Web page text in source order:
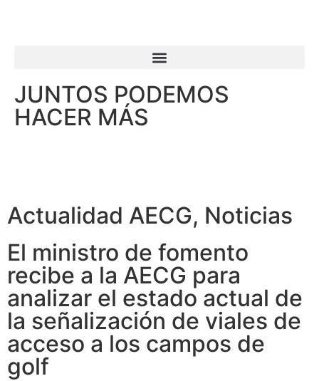
JUNTOS PODEMOS
HACER MÁS
Actualidad AECG, Noticias
El ministro de fomento
recibe a la AECG para
analizar el estado actual de
la señalización de viales de
acceso a los campos de
golf